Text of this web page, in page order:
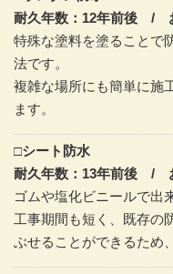
耐久年数：12年前後 /
特殊な塗料を塗ることで
法です。
複雑な場所にも簡単に施
ます。
□シート防水
耐久年数：13年前後 /
ゴムや塩化ビニールで出
工事期間も短く、既存の
ぶせることができるため